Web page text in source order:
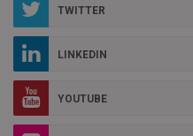
TWITTER
LINKEDIN
YOUTUBE